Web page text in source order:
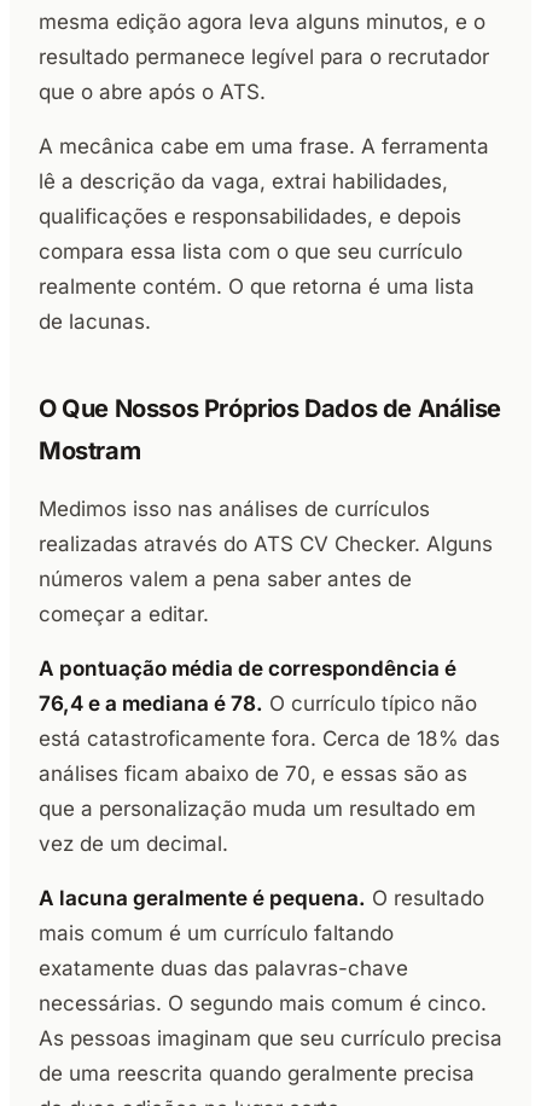
mesma edição agora leva alguns minutos, e o
resultado permanece legível para o recrutador
que o abre após o ATS.
A mecânica cabe em uma frase. A ferramenta
lê a descrição da vaga, extrai habilidades,
qualificações e responsabilidades, e depois
compara essa lista com o que seu currículo
realmente contém. O que retorna é uma lista
de lacunas.
O Que Nossos Próprios Dados de Análise
Mostram
Medimos isso nas análises de currículos
realizadas através do ATS CV Checker. Alguns
números valem a pena saber antes de
começar a editar.
A pontuação média de correspondência é
76,4 e a mediana é 78. O currículo típico não
está catastroficamente fora. Cerca de 18% das
análises ficam abaixo de 70, e essas são as
que a personalização muda um resultado em
vez de um decimal.
A lacuna geralmente é pequena. O resultado
mais comum é um currículo faltando
exatamente duas das palavras-chave
necessárias. O segundo mais comum é cinco.
As pessoas imaginam que seu currículo precisa
de uma reescrita quando geralmente precisa